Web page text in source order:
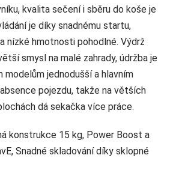
kvalita sečení i sběru do koše je
je díky snadnému startu,
nízké hmotnosti pohodlné. Výdrž
smysl na malé zahrady, údržba je
modelům jednodušší a hlavním
pojezdu, takže na větších
dá sekačka více práce.
konstrukce 15 kg, Power Boost a
Snadné skladování díky sklopné